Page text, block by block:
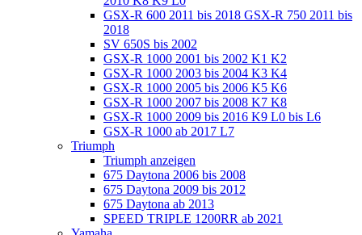
GSX-R 600 2011 bis 2018 GSX-R 750 2011 bis
2018
SV 650S bis 2002
GSX-R 1000 2001 bis 2002 K1 K2
GSX-R 1000 2003 bis 2004 K3 K4
GSX-R 1000 2005 bis 2006 K5 K6
GSX-R 1000 2007 bis 2008 K7 K8
GSX-R 1000 2009 bis 2016 K9 L0 bis L6
GSX-R 1000 ab 2017 L7
Triumph
Triumph anzeigen
675 Daytona 2006 bis 2008
675 Daytona 2009 bis 2012
675 Daytona ab 2013
SPEED TRIPLE 1200RR ab 2021